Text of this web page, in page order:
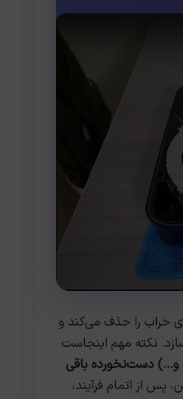
خراب را حذف می‌کند و
نکته مهم اینجاست
و…) دست‌نخورده باقی
پس از اتمام فرآیند،